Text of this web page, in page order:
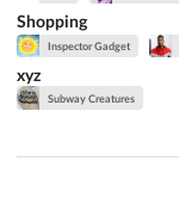
Shopping
Inspector Gadget
xyz
Subway Creatures